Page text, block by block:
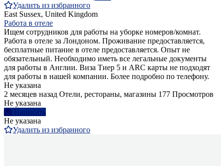
Удалить из избранного
East Sussex, United Kingdom
Работа в отеле
Ищем сотрудников для работы на уборке номеров/комнат.
Работа в отеле за Лондоном. Проживание предоставляется,
бесплатные питание в отеле предоставляется. Опыт не
обязательный. Необходимо иметь все легальные документы
для работы в Англии. Виза Тиер 5 и ARC карты не подходят
для работы в нашей компании. Более подробно по телефону.
Не указана
2 месяцев назад Отели, рестораны, магазины 177 Просмотров
Не указана
Написать
Не указана
Удалить из избранного